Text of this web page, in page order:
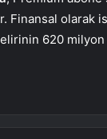
Finansal olarak
620 milyon